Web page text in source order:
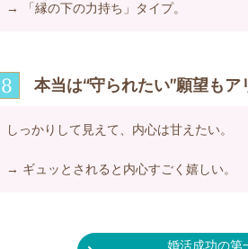
→ 「縁の下の力持ち」タイプ。
8 本当は“守られたい”願望もア
しっかりして見えて、内心は甘えたい。
→ ギュッとされると内心すごく嬉しい。
婚活成功の第